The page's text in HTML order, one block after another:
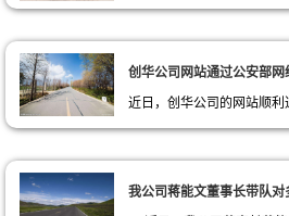
我公司蒋能文董事长带队